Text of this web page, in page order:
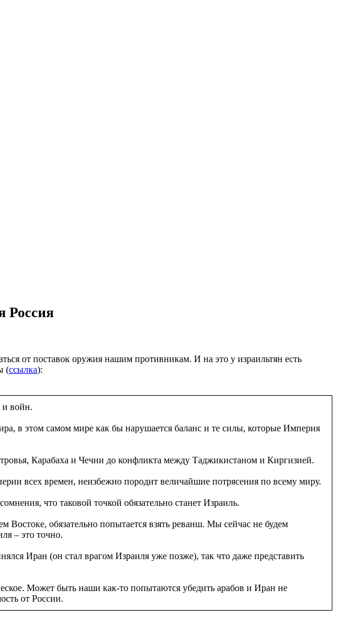
Россия
от поставок оружия нашим противникам. И на это у израильтян есть
(ссылка):
и войн.
в этом самом мире как бы нарушается баланс и те силы, которые Империя
Карабаха и Чечни до конфликта между Таджикистаном и Киргизией.
всех времен, неизбежно породит величайшие потрясения по всему миру.
что таковой точкой обязательно станет Израиль.
обязательно попытается взять реванш. Мы сейчас не будем
– это точно.
Иран (он стал врагом Израиля уже позже), так что даже представить
Может быть наши как-то попытаются убедить арабов и Иран не
от России.